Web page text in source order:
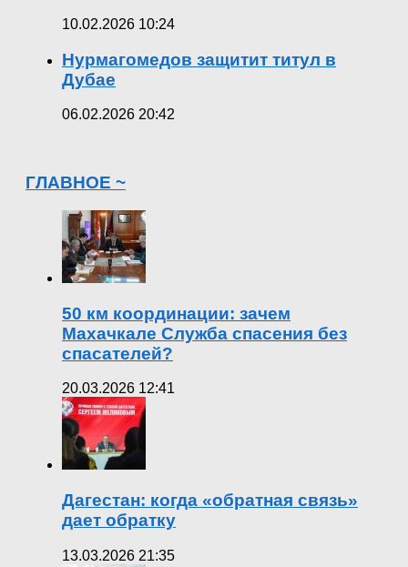
10.02.2026 10:24
Нурмагомедов защитит титул в
Дубае
06.02.2026 20:42
ГЛАВНОЕ ~
50 км координации: зачем
Махачкале Служба спасения без
спасателей?
20.03.2026 12:41
Дагестан: когда «обратная связь»
дает обратку
13.03.2026 21:35